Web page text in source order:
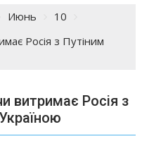
Июнь
10
Росія з Путіним
витримає Росія з